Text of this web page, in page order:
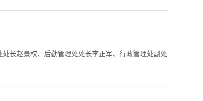
长赵景权、后勤管理处处长李正军、行政管理处副处